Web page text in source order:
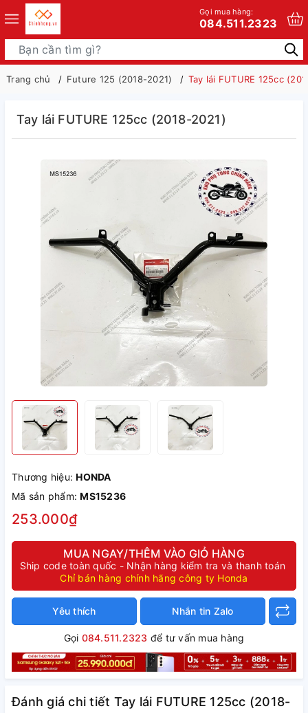
Gọi mua hàng:
084.511.2323
Trang chủ Future 125 (2018-2021) Tay lái FUTURE 125cc
Tay lái FUTURE 125cc (2018-2021)
Thương hiệu:HONDA
Mã sản phẩm:MS15236
253.000₫
MUA NGAY/THÊM VÀO GIỎ HÀNG
Ship code toàn quốc - Nhận hàng kiểm tra và thanh toán
Chỉ bán hàng chính hãng công ty Honda
Yêu thích Nhắn tin Zalo
Gọi 084.511.2323 để tư vấn mua hàng
Đánh giá chi tiết Tay lái FUTURE 125cc (2018-